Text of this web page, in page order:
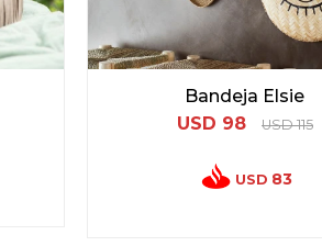
Bandeja Elsie
USD 98 USD 115
USD 83